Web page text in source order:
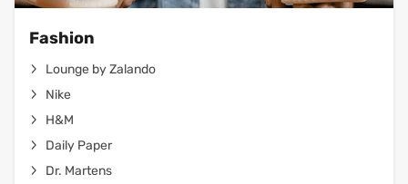
Fashion
Lounge by Zalando
Nike
H&M
Daily Paper
Dr. Martens